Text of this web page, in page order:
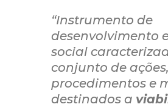
“Instrumento de
desenvolvimento
social
conjunto de ações,
procedimentos e
destinados a